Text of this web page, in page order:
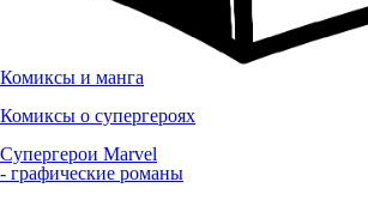
Комиксы и манга
Комиксы о супергероях
Супергерои Marvel
- графические романы